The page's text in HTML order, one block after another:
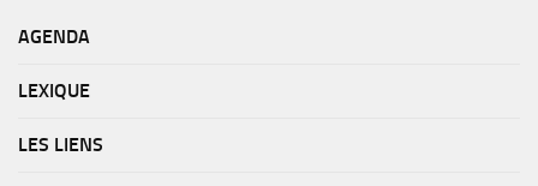
AGENDA
LEXIQUE
LES LIENS